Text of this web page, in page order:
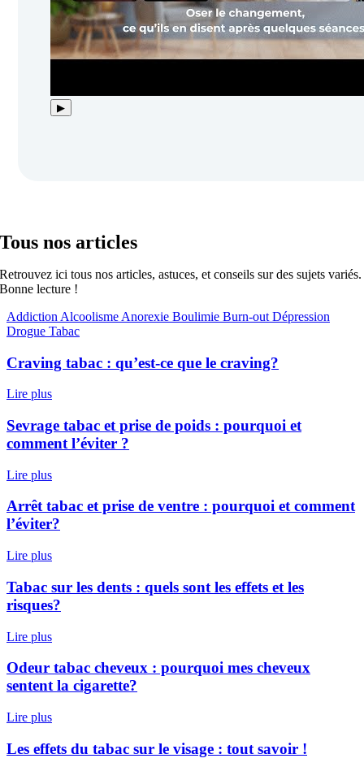
▶
Tous nos articles
Retrouvez ici tous nos articles, astuces, et conseils sur des sujets variés.
Bonne lecture !
Addiction Alcoolisme Anorexie Boulimie Burn-out Dépression
Drogue Tabac
Craving tabac : qu’est-ce que le craving?
Lire plus
Sevrage tabac et prise de poids : pourquoi et
comment l’éviter ?
Lire plus
Arrêt tabac et prise de ventre : pourquoi et comment
l’éviter?
Lire plus
Tabac sur les dents : quels sont les effets et les
risques?
Lire plus
Odeur tabac cheveux : pourquoi mes cheveux
sentent la cigarette?
Lire plus
Les effets du tabac sur le visage : tout savoir !